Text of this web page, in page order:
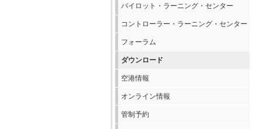
パイロット・ラーニング・センター
コントローラー・ラーニング・センター
フォーラム
ダウンロード
空港情報
オンライン情報
管制予約